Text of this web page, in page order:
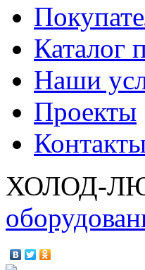
Каталог
Наши
Проекты
ХОЛОД-